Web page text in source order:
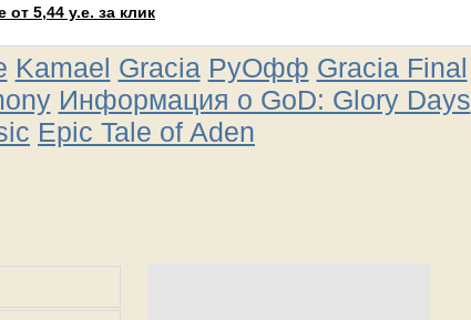
5,44 у.е. за клик
Kamael Gracia РуОфф Gracia Final
Информация о GoD: Glory Days
Epic Tale of Aden